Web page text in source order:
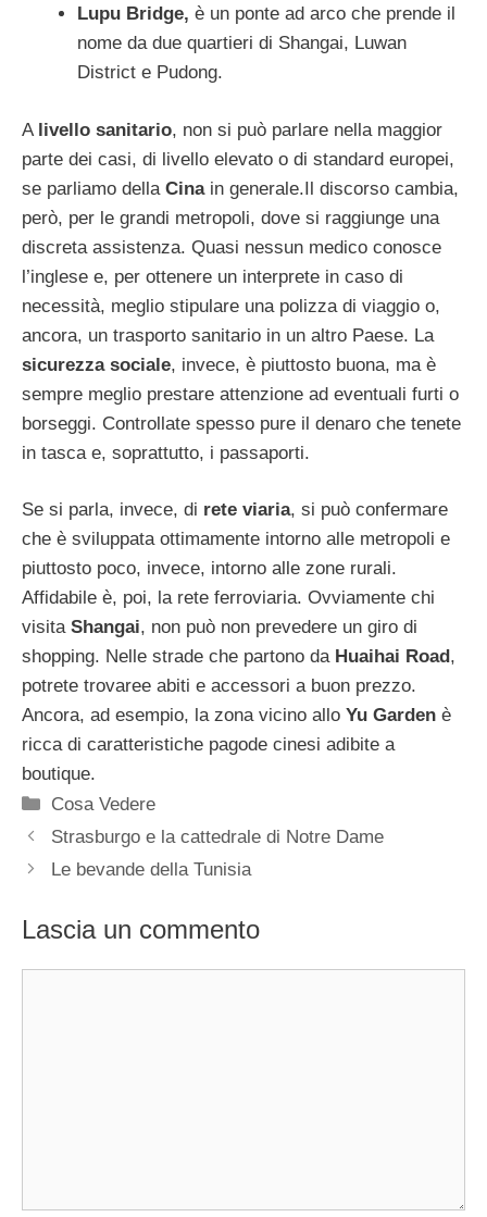
Lupu Bridge, è un ponte ad arco che prende il
nome da due quartieri di Shangai, Luwan
District e Pudong.
A livello sanitario, non si può parlare nella maggior
parte dei casi, di livello elevato o di standard europei,
se parliamo della Cinain generale.Il discorso cambia,
però, per le grandi metropoli, dove si raggiunge una
discreta assistenza. Quasi nessun medico conosce
l’inglese e, per ottenere un interprete in caso di
necessità, meglio stipulare una polizza di viaggio o,
ancora, un trasporto sanitario in un altro Paese. La
sicurezza sociale, invece, è piuttosto buona, ma è
sempre meglio prestare attenzione ad eventuali furti o
borseggi. Controllate spesso pure il denaro che tenete
in tasca e, soprattutto, i passaporti.
Se si parla, invece, di rete viaria, si può confermare
che è sviluppata ottimamente intorno alle metropoli e
piuttosto poco, invece, intorno alle zone rurali.
Affidabile è, poi, la rete ferroviaria. Ovviamente chi
visita Shangai, non può non prevedere un giro di
shopping. Nelle strade che partono da Huaihai Road,
potrete trovaree abiti e accessori a buon prezzo.
Ancora, ad esempio, la zona vicino allo Yu Garden è
ricca di caratteristiche pagode cinesi adibite a
boutique.
Categorie
Cosa Vedere
Strasburgo e la cattedrale di Notre Dame
Le bevande della Tunisia
Lascia un commento